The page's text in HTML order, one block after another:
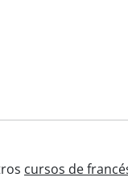
cursos de